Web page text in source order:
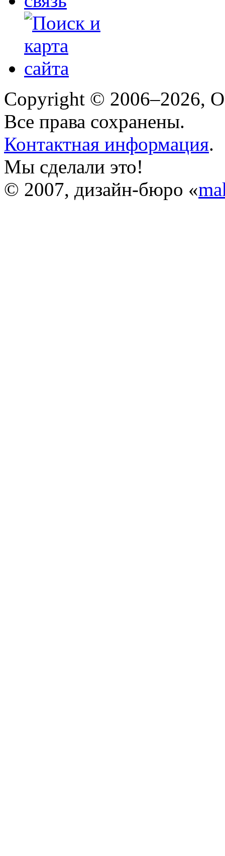
Copyright © 2006–2026,
Все права сохранены.
Контактная информация.
Мы сделали это!
© 2007, дизайн-бюро «